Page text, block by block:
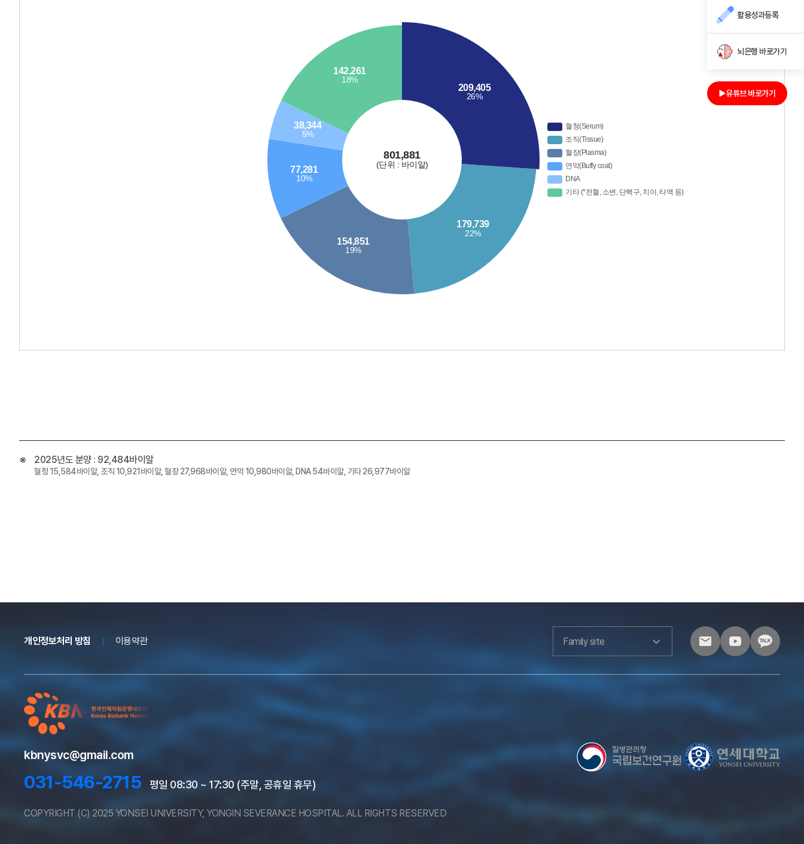
2025년도 분양 : 92,484바이알
혈청 15,584바이알, 조직 10,921바이알, 혈장 27,968바이알, 연막 10,980바이알, DNA 54바이알, 기타 26,977바이알
개인정보처리 방침 이용약관 Family site
kbnysvc@gmail.com
031-546-2715 평일 08:30 ~ 17:30 (주말, 공휴일 휴무)
COPYRIGHT (C) 2025 YONSEI UNIVERSITY, YONGIN SEVERANCE HOSPITAL. ALL RIGHTS RESERVED
활용성과등록
뇌은행 바로가기
유튜브 바로가기